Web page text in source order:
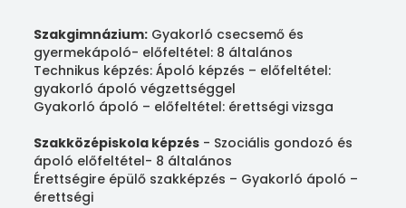
Szakgimnázium: Gyakorló csecsemő és
gyermekápoló- előfeltétel: 8 általános
Technikus képzés: Ápoló képzés – előfeltétel:
gyakorló ápoló végzettséggel
Gyakorló ápoló – előfeltétel: érettségi vizsga
Szakközépiskola képzés - Szociális gondozó és
ápoló előfeltétel- 8 általános
Érettségire épülő szakképzés – Gyakorló ápoló –
érettségi